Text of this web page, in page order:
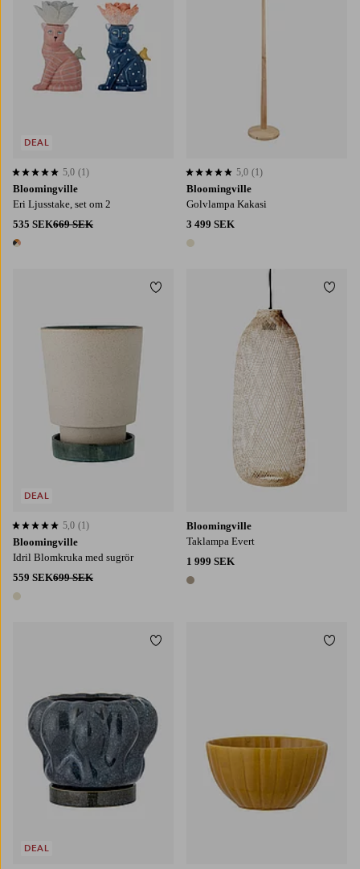
Bloomingville
Eri Ljusstake, set om 2
535 SEK669 SEK
1 färg
5,0 baserat på 1 st betyg
5,0 (1)
DEAL
Bloomingville
Golvlampa Kakasi
3 499 SEK
1 färg
5,0 baserat på 1 st betyg
5,0 (1)
Bloomingville
Idril Blomkruka med sugrör
559 SEK699 SEK
1 färg
5,0 baserat på 1 st betyg
5,0 (1)
DEAL
Lägg till i favoriter
Bloomingville
Taklampa Evert
1 999 SEK
1 färg
DEAL
Lägg till i favoriter